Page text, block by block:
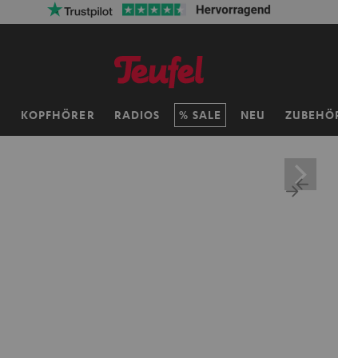
50% Versandkosten sparen mit VKF-72F
KOPFHÖRER RADIOS SALE NEU